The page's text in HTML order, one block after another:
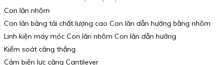
Con lăn nhôm
Con lăn băng tải chất lượng cao Con lăn dẫn hướng bằng nhôm
Linh kiện máy móc Con lăn nhôm Con lăn dẫn hướng
Kiểm soát căng thẳng
Cảm biến lực căng Cantilever